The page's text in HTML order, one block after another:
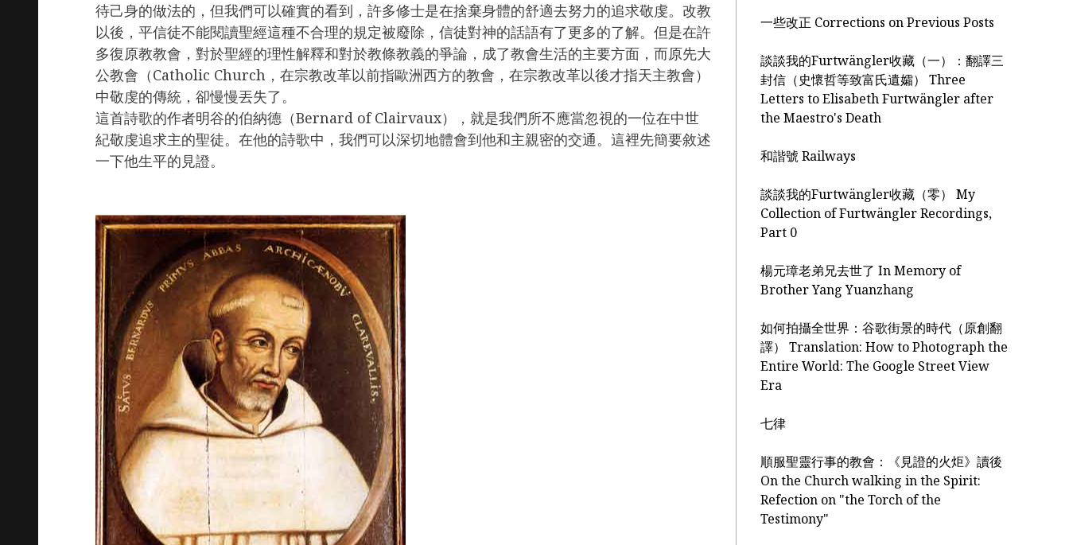
待己身的做法的，但我們可以確實的看到，許多修士是在捨棄身體的舒適去努力的追求敬虔。改教
以後，平信徒不能閱讀聖經這種不合理的規定被廢除，信徒對神的話語有了更多的了解。但是在許
多復原教教會，對於聖經的理性解釋和對於教條教義的爭論，成了教會生活的主要方面，而原先大
公教會（Catholic Church，在宗教改革以前指歐洲西方的教會，在宗教改革以後才指天主教會）
中敬虔的傳統，卻慢慢丟失了。
這首詩歌的作者明谷的伯納德（Bernard of Clairvaux），就是我們所不應當忽視的一位在中世
紀敬虔追求主的聖徒。在他的詩歌中，我們可以深切地體會到他和主親密的交通。這裡先簡要敘述
一下他生平的見證。
一些改正 Corrections on Previous Posts
談談我的Furtwängler收藏（一）：翻譯三
封信（史懷哲等致富氏遺孀） Three
Letters to Elisabeth Furtwängler after
the Maestro's Death
和諧號 Railways
談談我的Furtwängler收藏（零） My
Collection of Furtwängler Recordings,
Part 0
楊元璋老弟兄去世了 In Memory of
Brother Yang Yuanzhang
如何拍攝全世界：谷歌街景的時代（原創翻
譯） Translation: How to Photograph the
Entire World: The Google Street View
Era
七律
順服聖靈行事的教會：《見證的火炬》讀後
On the Church walking in the Spirit:
Refection on "the Torch of the
Testimony"